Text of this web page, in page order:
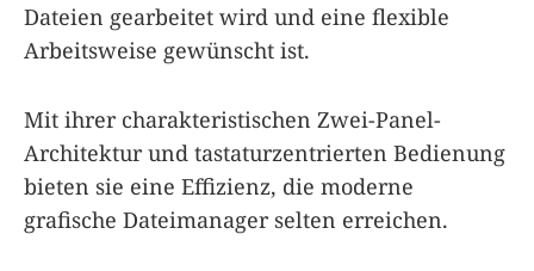
Dateien gearbeitet wird und eine flexible
Arbeitsweise gewünscht ist.
Mit ihrer charakteristischen Zwei-Panel-
Architektur und tastaturzentrierten Bedienung
bieten sie eine Effizienz, die moderne
grafische Dateimanager selten erreichen.